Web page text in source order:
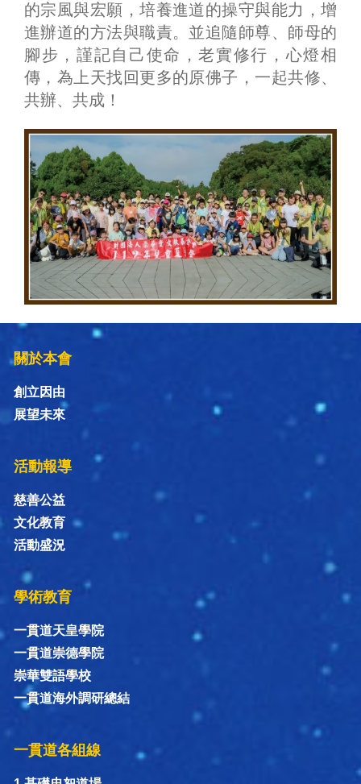
的宗風與宏願，培養進道的操守與能力，增
進辦道的方法與職責。並追隨師尊、師母的
腳步，謹記自己使命，老實修行，心燈相
傳，為上天找回更多的原佛子，一起共修、
共辦、共成！
關於本會
創立因由
展望未來
活動報導
慈善公益
文化教育
活動盛況
學術教育
一貫道天皇學院
一貫道崇德學院
崇華雙語學校
一貫道海外調研總結
一貫道各組線